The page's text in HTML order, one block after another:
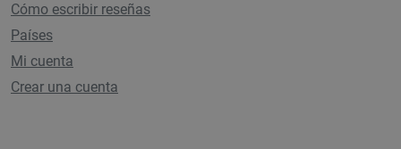
Cómo escribir reseñas
Países
Mi cuenta
Crear una cuenta